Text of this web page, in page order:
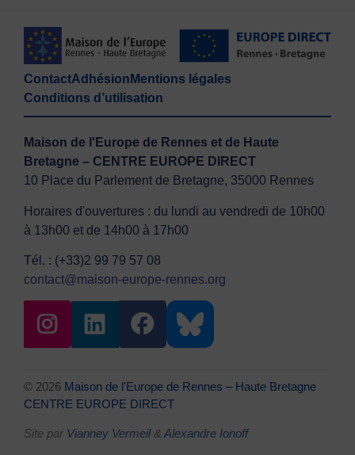
ContactAdhésion Mentions légales
Conditions d’utilisation
Maison de l'Europe de Rennes et de Haute
Bretagne – CENTRE EUROPE DIRECT
10 Place du Parlement de Bretagne, 35000 Rennes
Horaires d'ouvertures : du lundi au vendredi de 10h00
à 13h00 et de 14h00 à 17h00
Tél. : (+33)2 99 79 57 08
contact@maison-europe-rennes.org
© 2026 Maison de l'Europe de Rennes – Haute Bretagne
CENTRE EUROPE DIRECT
Site par Vianney Vermeil& Alexandre Ionoff